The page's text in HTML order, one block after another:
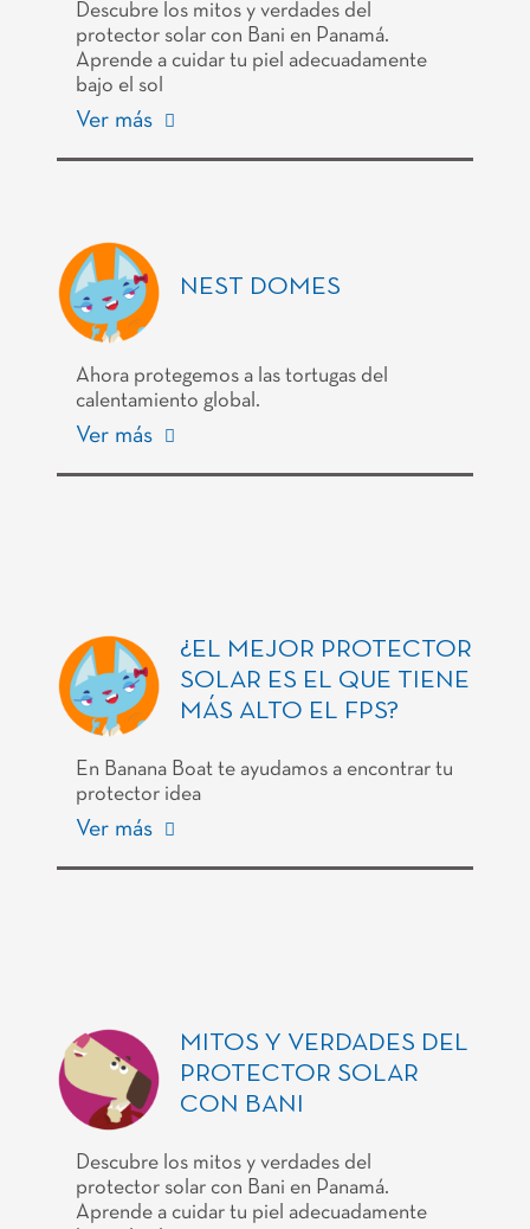
Descubre los mitos y verdades del
protector solar con Bani en Panamá.
Aprende a cuidar tu piel adecuadamente
bajo el sol
Ver más
NEST DOMES
Ahora protegemos a las tortugas del
calentamiento global.
Ver más
¿EL MEJOR PROTECTOR
SOLAR ES EL QUE TIENE
MÁS ALTO EL FPS?
En Banana Boat te ayudamos a encontrar tu
protector idea
Ver más
MITOS Y VERDADES DEL
PROTECTOR SOLAR
CON BANI
Descubre los mitos y verdades del
protector solar con Bani en Panamá.
Aprende a cuidar tu piel adecuadamente